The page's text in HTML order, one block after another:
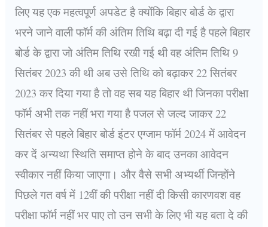
लिए यह एक महत्वपूर्ण अपडेट है क्योंकि बिहार बोर्ड के द्वारा
भरने जाने वाली फॉर्म की अंतिम तिथि बढ़ा दी गई है पहले बिहार
बोर्ड के द्वारा जो अंतिम तिथि रखी गई थी वह अंतिम तिथि 9
सितंबर 2023 की थी अब उसे तिथि को बढ़ाकर 22 सितंबर
2023 कर दिया गया है तो वह सब यह बिहार थी जिनका परीक्षा
फॉर्म अभी तक नहीं भरा गया है पजल से जल्द जाकर 22
सितंबर से पहले बिहार बोर्ड इंटर एग्जाम फॉर्म 2024 में आवेदन
कर दें अन्यथा स्थिति समाप्त होने के बाद उनका आवेदन
स्वीकार नहीं किया जाएगा। और वैसे सभी अभ्यर्थी जिन्होंने
पिछले गत वर्ष में 12वीं की परीक्षा नहीं दी किसी कारणवश वह
परीक्षा फॉर्म नहीं भर पाए तो उन सभी के लिए भी यह बता दे की